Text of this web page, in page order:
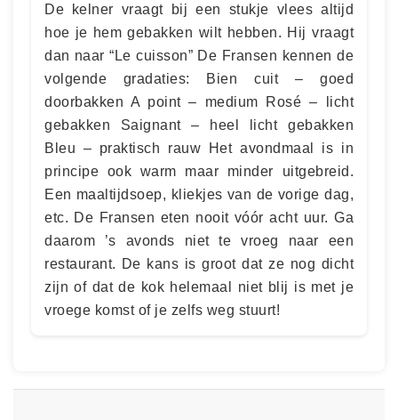
De kelner vraagt bij een stukje vlees altijd
hoe je hem gebakken wilt hebben. Hij vraagt
dan naar “Le cuisson” De Fransen kennen de
volgende gradaties: Bien cuit – goed
doorbakken A point – medium Rosé – licht
gebakken Saignant – heel licht gebakken
Bleu – praktisch rauw Het avondmaal is in
principe ook warm maar minder uitgebreid.
Een maaltijdsoep, kliekjes van de vorige dag,
etc. De Fransen eten nooit vóór acht uur. Ga
daarom ’s avonds niet te vroeg naar een
restaurant. De kans is groot dat ze nog dicht
zijn of dat de kok helemaal niet blij is met je
vroege komst of je zelfs weg stuurt!